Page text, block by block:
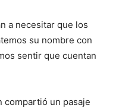
a necesitar que los
su nombre con
sentir que cuentan
compartió un pasaje